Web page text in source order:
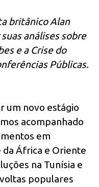
britânico Alan
análises sobre
e a Crise do
Públicas.
um novo estágio
acompanhado
em
da África e Oriente
na Tunísia e
populares